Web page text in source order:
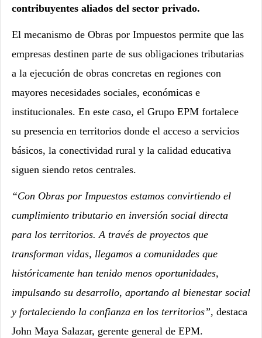
contribuyentes aliados del sector privado.
El mecanismo de Obras por Impuestos permite que las
empresas destinen parte de sus obligaciones tributarias
a la ejecución de obras concretas en regiones con
mayores necesidades sociales, económicas e
institucionales. En este caso, el Grupo EPM fortalece
su presencia en territorios donde el acceso a servicios
básicos, la conectividad rural y la calidad educativa
siguen siendo retos centrales.
“Con Obras por Impuestos estamos convirtiendo el
cumplimiento tributario en inversión social directa
para los territorios. A través de proyectos que
transforman vidas, llegamos a comunidades que
históricamente han tenido menos oportunidades,
impulsando su desarrollo, aportando al bienestar social
y fortaleciendo la confianza en los territorios”, destaca
John Maya Salazar, gerente general de EPM.